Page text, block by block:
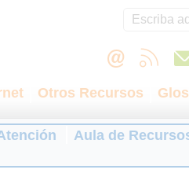
Otros Recursos
Aula de